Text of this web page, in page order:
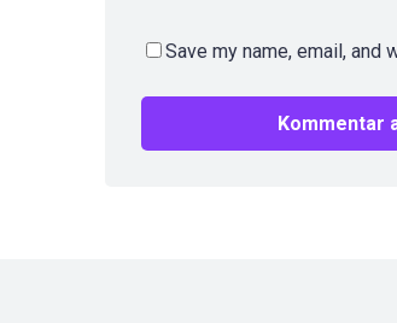
Save my name, email,